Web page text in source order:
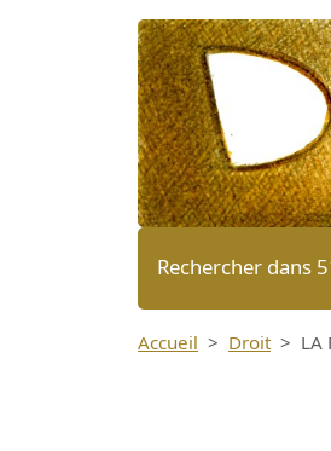
Rechercher dans
Accueil Droit LA